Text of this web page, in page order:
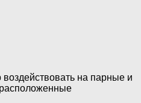
на парные и